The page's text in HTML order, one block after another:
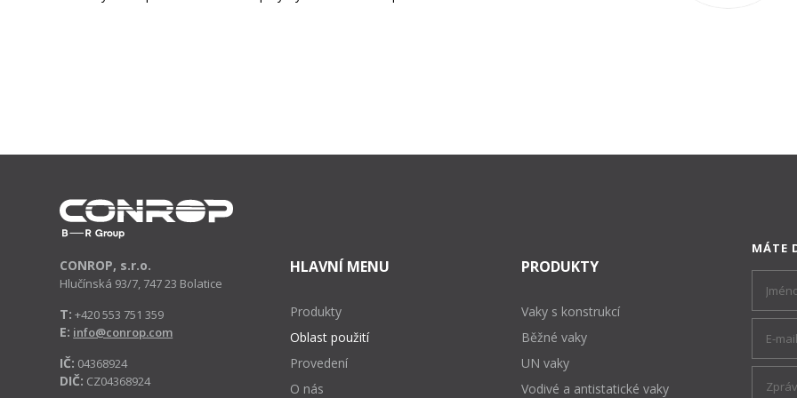
CONROP, s.r.o.
Hlučínská 93/7, 747 23 Bolatice
T: +420 553 751 359
E: info@conrop.com
IČ: 04368924
DIČ: CZ04368924
HLAVNÍ MENU
Produkty
Oblast použití
Provedení
O nás
PRODUKTY
Vaky s konstrukcí
Běžné vaky
UN vaky
Vodivé a antistatické vaky
MÁTE